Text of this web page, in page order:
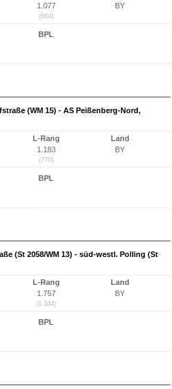
1.077
(664)
BY
BPL
(WM 15) - AS Peißenberg-Nord,
L-Rang
1.183
(770)
Land
BY
BPL
(St 2058/WM 13) - süd-westl. Polling (St
L-Rang
1.757
(1.344)
Land
BY
BPL